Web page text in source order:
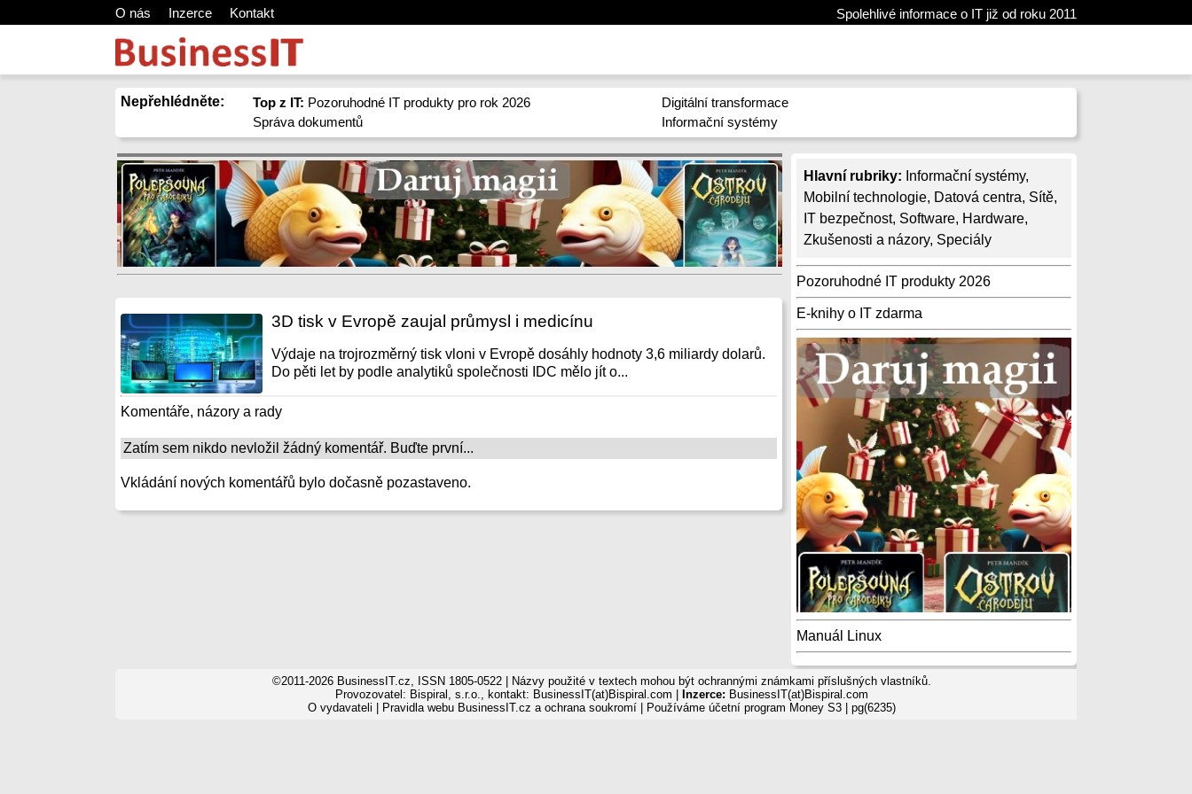
O nás Inzerce Kontakt Spolehlivé informace o IT již od roku 2011
Nepřehlédněte: Top z IT: Pozoruhodné IT produkty pro rok 2026
Správa dokumentů
Digitální transformace
Informační systémy
Hlavní rubriky: Informační systémy,
Mobilní technologie, Datová centra, Sítě,
IT bezpečnost, Software, Hardware,
Zkušenosti a názory, Speciály
Pozoruhodné IT produkty 2026
E-knihy o IT zdarma
Manuál Linux
3D tisk v Evropě zaujal průmysl i medicínu
Výdaje na trojrozměrný tisk vloni v Evropě dosáhly hodnoty 3,6 miliardy dolarů.
Do pěti let by podle analytiků společnosti IDC mělo jít o...
Komentáře, názory a rady
Zatím sem nikdo nevložil žádný komentář. Buďte první...
Vkládání nových komentářů bylo dočasně pozastaveno.
©2011-2026 BusinessIT.cz, ISSN 1805-0522 | Názvy použité v textech mohou být ochrannými známkami příslušných vlastníků.
Provozovatel: Bispiral, s.r.o., kontakt: BusinessIT(at)Bispiral.com |
Inzerce: BusinessIT(at)Bispiral.com
O vydavateli
Pravidla webu BusinessIT.cz a ochrana soukromí| Používáme účetní program Money S3| pg(6235)